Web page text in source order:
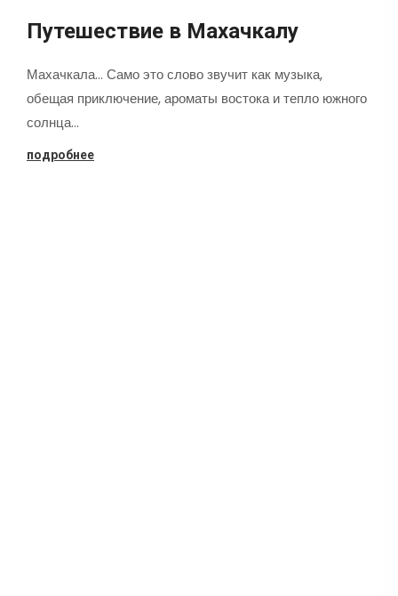
Путешествие в Махачкалу
Махачкала... Само это слово звучит как музыка,
обещая приключение, ароматы востока и тепло южного
солнца…
подробнее